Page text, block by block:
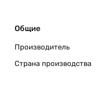
Общие
Производитель
Страна производства